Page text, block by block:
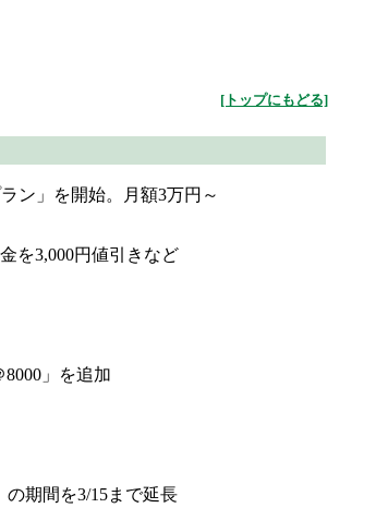
[トップにもどる]
ン」を開始。月額3万円～
を3,000円値引きなど
」を追加
期間を3/15まで延長